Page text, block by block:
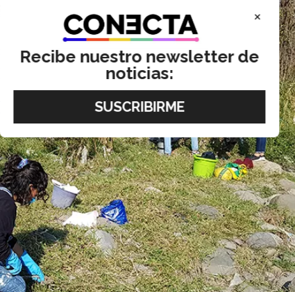
×
Recibe nuestro newsletter de
noticias: